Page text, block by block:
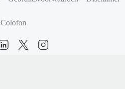
Colofon